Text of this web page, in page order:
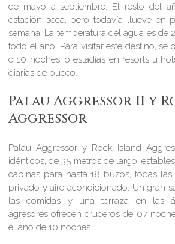
de mayo a septiembre. El resto del
estación seca, pero todavía llueve en
semana. La temperatura del agua es de
todo el año. Para visitar este destino, se
o 10 noches, o estadías en resorts u
diarias de buceo.
Palau Aggressor II y
Aggressor
Palau Aggressor y Rock Island
idénticos, de 35 metros de largo,
cabinas para hasta 18 buzos, todas
privado y aire acondicionado. Un gran
las comidas y una terraza en las
agresores ofrecen cruceros de 07
el año de 10 noches.